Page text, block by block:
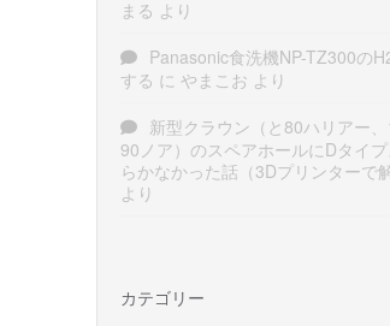
まる より
Panasonic食洗機NP-TZ300の
する に やまこお より
新型クラウン（と80ハリアー、
90ノア）のスペアホールにDタイ
らかなかった話（3Dプリンターで解
より
カテゴリー